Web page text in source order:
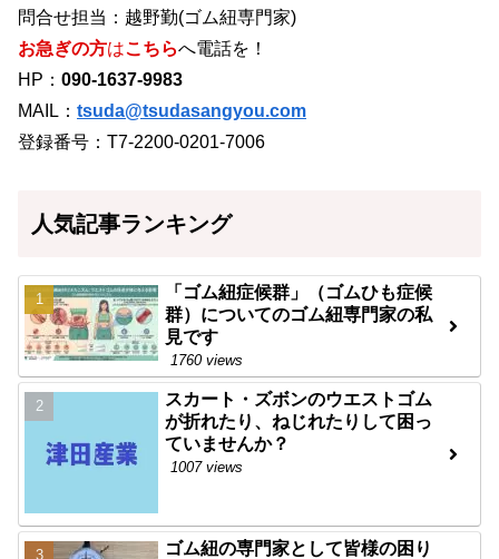
問合せ担当：越野勤(ゴム紐専門家)
お急ぎの方はこちらへ電話を！
HP： 090-1637-9983
MAIL： tsuda@tsudasangyou.com
登録番号：T7-2200-0201-7006
人気記事ランキング
「ゴム紐症候群」（ゴムひも症候
群）についてのゴム紐専門家の私
見です
1760 views
スカート・ズボンのウエストゴム
が折れたり、ねじれたりして困っ
ていませんか？
1007 views
ゴム紐の専門家として皆様の困り